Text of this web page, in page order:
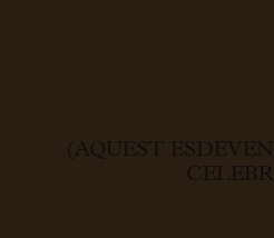
(AQUEST